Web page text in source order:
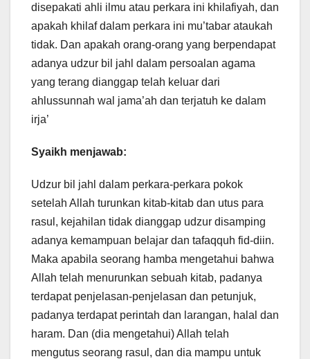
disepakati ahli ilmu atau perkara ini khilafiyah, dan
apakah khilaf dalam perkara ini mu’tabar ataukah
tidak. Dan apakah orang-orang yang berpendapat
adanya udzur bil jahl dalam persoalan agama
yang terang dianggap telah keluar dari
ahlussunnah wal jama’ah dan terjatuh ke dalam
irja’
Syaikh menjawab:
Udzur bil jahl dalam perkara-perkara pokok
setelah Allah turunkan kitab-kitab dan utus para
rasul, kejahilan tidak dianggap udzur disamping
adanya kemampuan belajar dan tafaqquh fid-diin.
Maka apabila seorang hamba mengetahui bahwa
Allah telah menurunkan sebuah kitab, padanya
terdapat penjelasan-penjelasan dan petunjuk,
padanya terdapat perintah dan larangan, halal dan
haram. Dan (dia mengetahui) Allah telah
mengutus seorang rasul, dan dia mampu untuk